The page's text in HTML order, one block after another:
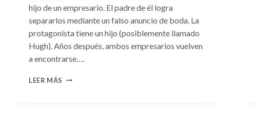
hijo de un empresario. El padre de él logra
separarlos mediante un falso anuncio de boda. La
protagonista tiene un hijo (posiblemente llamado
Hugh). Años después, ambos empresarios vuelven
a encontrarse….
LEER MÁS CONSULTA